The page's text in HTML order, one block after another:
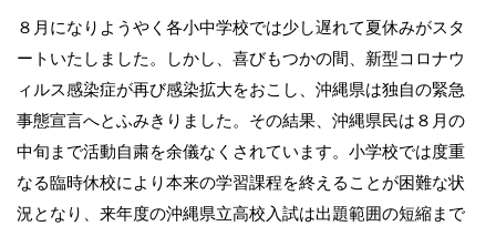
８月になりようやく各小中学校では少し遅れて夏休みがスタ
ートいたしました。しかし、喜びもつかの間、新型コロナウ
ィルス感染症が再び感染拡大をおこし、沖縄県は独自の緊急
事態宣言へとふみきりました。その結果、沖縄県民は８月の
中旬まで活動自粛を余儀なくされています。小学校では度重
なる臨時休校により本来の学習課程を終えることが困難な状
況となり、来年度の沖縄県立高校入試は出題範囲の短縮まで